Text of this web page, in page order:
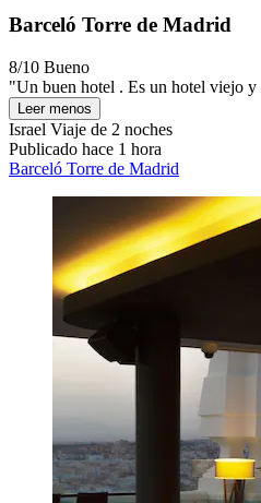
Barceló Torre de Madrid
8/10 Bueno
"Un buen hotel . Es un hotel viejo y
Leer menos
Israel Viaje de 2 noches
Publicado hace 1 hora
Barceló Torre de Madrid